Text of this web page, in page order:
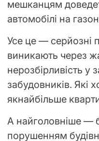
мешканцям
автомобілі на
Усе це — серйозні
виникають через
нерозбірливість у
забудовників. Які
якнайбільше
А найголовніше —
порушенням